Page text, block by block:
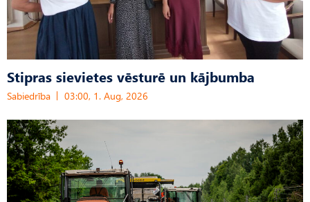
Stipras sievietes vēsturē un kājbumba
Sabiedrība 03:00, 1. Aug, 2026